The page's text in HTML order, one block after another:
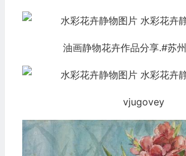
油画静物花卉作品分享.#苏
vjugovey